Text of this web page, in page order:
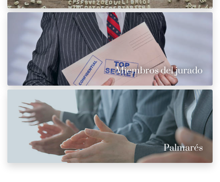
Miembros del jurado
Palmarés